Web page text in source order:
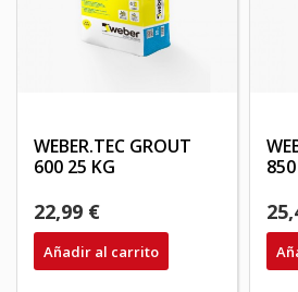
WEBER.TEC GROUT
600 25 KG
22,99 €
Añadir al carrito